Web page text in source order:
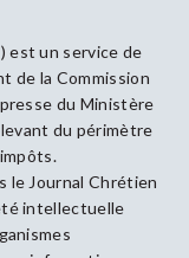
est un service de
de la Commission
du Ministère
du périmètre
le Journal Chrétien
intellectuelle